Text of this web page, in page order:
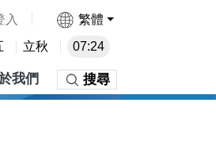
入 繁體
立秋 07:24
我們 搜尋